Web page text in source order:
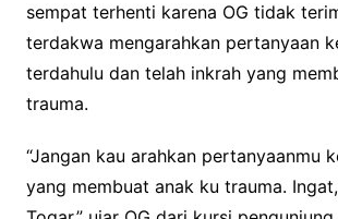
sempat terhenti karena OG tidak
terdakwa mengarahkan pertanyaan
terdahulu dan telah inkrah yang
trauma.
“Jangan kau arahkan pertanyaanmu
yang membuat anak ku trauma.